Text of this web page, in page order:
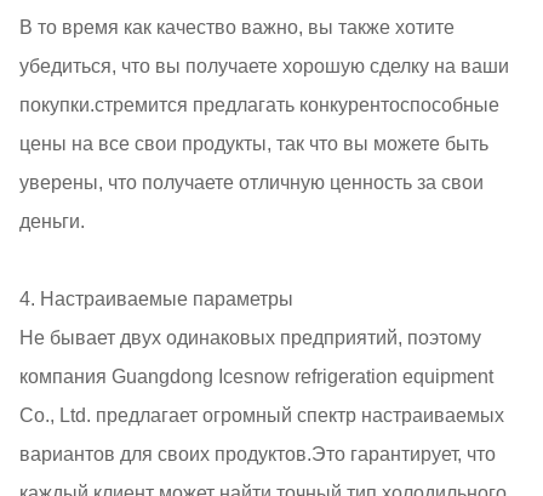
В то время как качество важно, вы также хотите
убедиться, что вы получаете хорошую сделку на ваши
покупки.стремится предлагать конкурентоспособные
цены на все свои продукты, так что вы можете быть
уверены, что получаете отличную ценность за свои
деньги.
4. Настраиваемые параметры
Не бывает двух одинаковых предприятий, поэтому
компания Guangdong Icesnow refrigeration equipment
Co., Ltd. предлагает огромный спектр настраиваемых
вариантов для своих продуктов.Это гарантирует, что